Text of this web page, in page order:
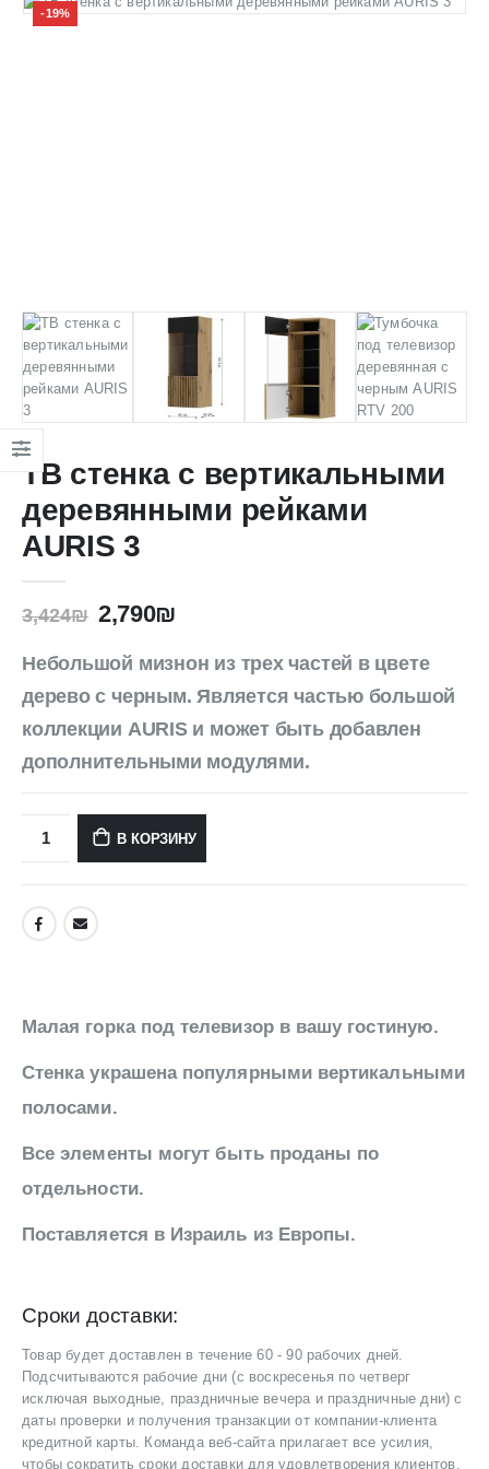
-19%
ТВ стенка с вертикальными
деревянными рейками
AURIS 3
3,424₪ 2,790₪
Небольшой мизнон из трех частей в цвете
дерево с черным. Является частью большой
коллекции AURIS и может быть добавлен
дополнительными модулями.
В КОРЗИНУ
Малая горка под телевизор в вашу гостиную.
Стенка украшена популярными вертикальными
полосами.
Все элементы могут быть проданы по
отдельности.
Поставляется в Израиль из Европы.
Сроки доставки:
Товар будет доставлен в течение 60 - 90 рабочих дней.
Подсчитываются рабочие дни (с воскресенья по четверг
исключая выходные, праздничные вечера и праздничные дни) с
даты проверки и получения транзакции от компании-клиента
кредитной карты. Команда веб-сайта прилагает все усилия,
чтобы сократить сроки доставки для удовлетворения клиентов.